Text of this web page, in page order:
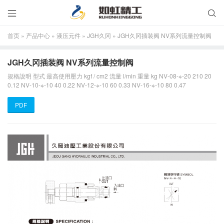


首页 » 产品中心 » 液压元件 » JGH久冈 » JGH久冈插装阀 NV系列流量控制阀
JGH久冈插装阀 NV系列流量控制阀
規格說明 型式 最高使用壓力 kgf / cm2 流量 l/min 重量 kg NV-08-※-20 210 20
0.12 NV-10-※-10 40 0.22 NV-12-※-10 60 0.33 NV-16-※-10 80 0.47
PDF